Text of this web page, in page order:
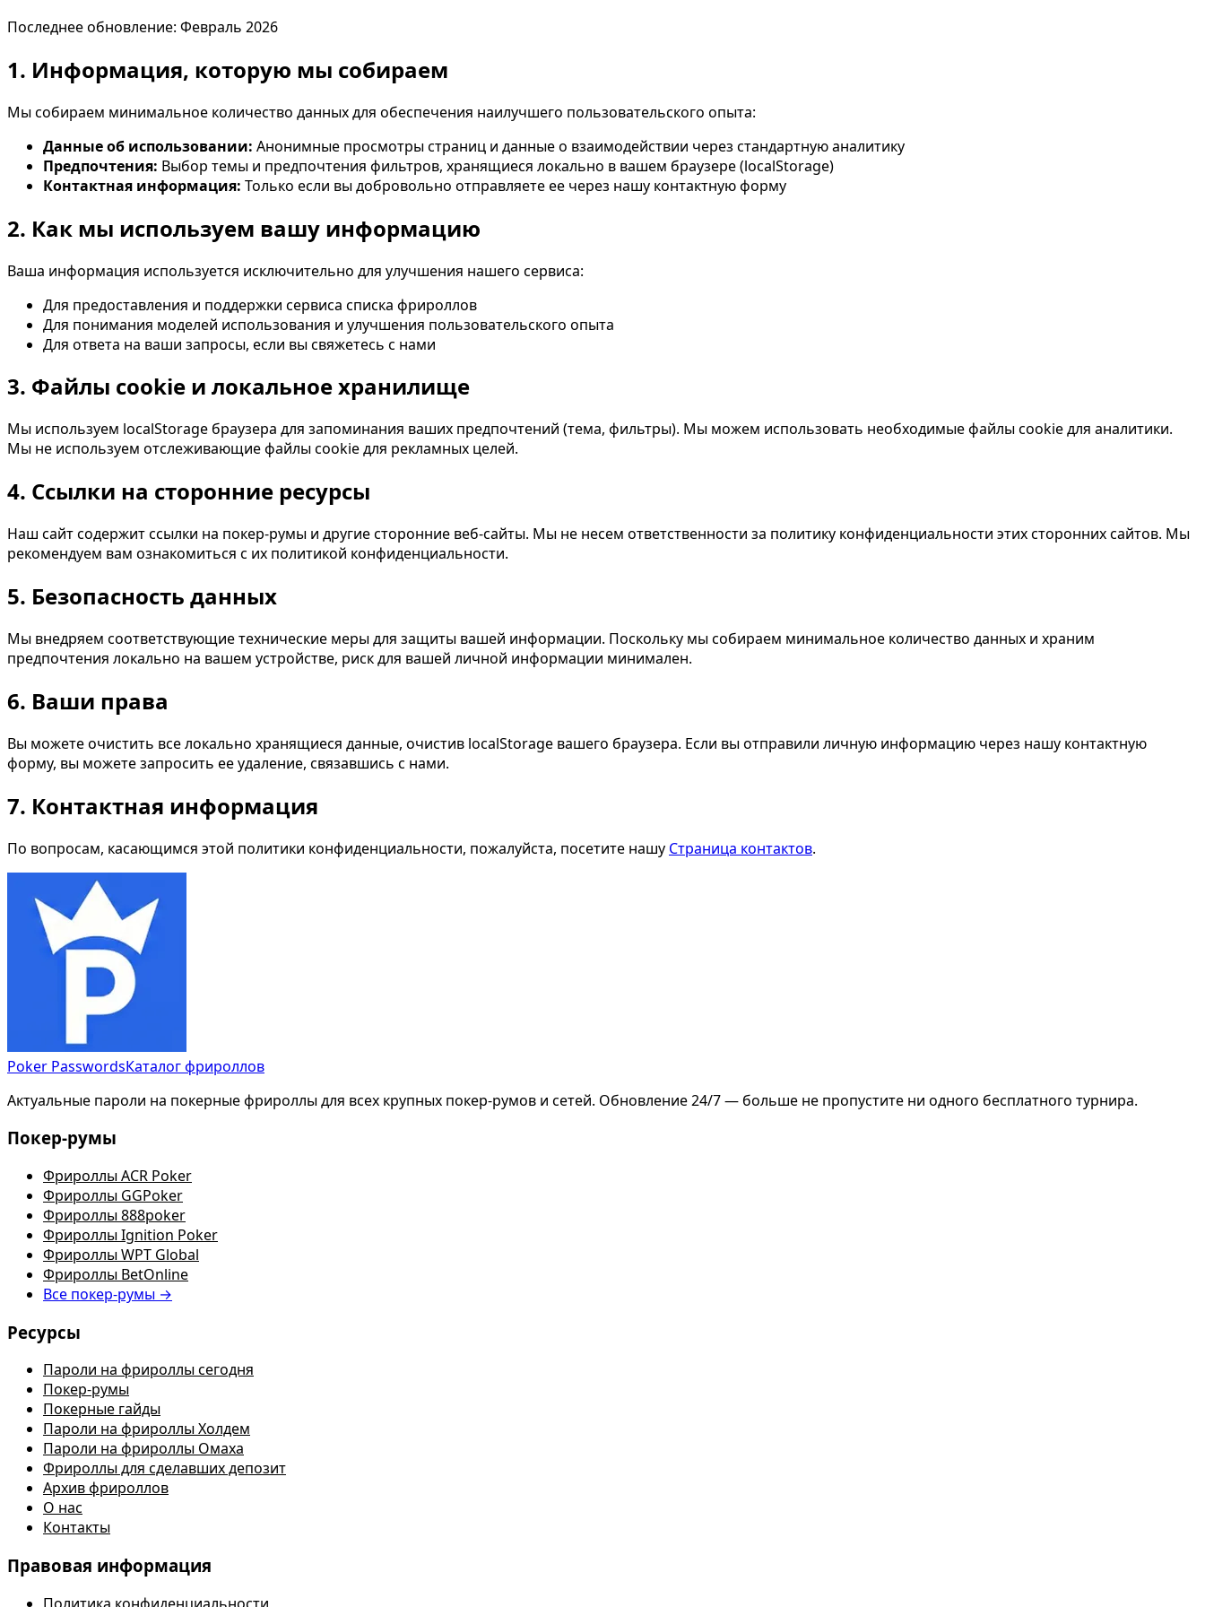
Последнее обновление: Февраль 2026
1. Информация, которую мы собираем
Мы собираем минимальное количество данных для обеспечения наилучшего пользовательского опыта:
Данные об использовании: Анонимные просмотры страниц и данные о взаимодействии через стандартную аналитику
Предпочтения: Выбор темы и предпочтения фильтров, хранящиеся локально в вашем браузере (localStorage)
Контактная информация: Только если вы добровольно отправляете ее через нашу контактную форму
2. Как мы используем вашу информацию
Ваша информация используется исключительно для улучшения нашего сервиса:
Для предоставления и поддержки сервиса списка фрироллов
Для понимания моделей использования и улучшения пользовательского опыта
Для ответа на ваши запросы, если вы свяжетесь с нами
3. Файлы cookie и локальное хранилище
Мы используем localStorage браузера для запоминания ваших предпочтений (тема, фильтры). Мы можем использовать необходимые файлы cookie для аналитики.
Мы не используем отслеживающие файлы cookie для рекламных целей.
4. Ссылки на сторонние ресурсы
Наш сайт содержит ссылки на покер-румы и другие сторонние веб-сайты. Мы не несем ответственности за политику конфиденциальности этих сторонних сайтов. Мы
рекомендуем вам ознакомиться с их политикой конфиденциальности.
5. Безопасность данных
Мы внедряем соответствующие технические меры для защиты вашей информации. Поскольку мы собираем минимальное количество данных и храним
предпочтения локально на вашем устройстве, риск для вашей личной информации минимален.
6. Ваши права
Вы можете очистить все локально хранящиеся данные, очистив localStorage вашего браузера. Если вы отправили личную информацию через нашу контактную
форму, вы можете запросить ее удаление, связавшись с нами.
7. Контактная информация
По вопросам, касающимся этой политики конфиденциальности, пожалуйста, посетите нашу Страница контактов.
Poker PasswordsКаталог фрироллов
Актуальные пароли на покерные фрироллы для всех крупных покер-румов и сетей. Обновление 24/7 — больше не пропустите ни одного бесплатного турнира.
Покер-румы
Фрироллы ACR Poker
Фрироллы GGPoker
Фрироллы 888poker
Фрироллы Ignition Poker
Фрироллы WPT Global
Фрироллы BetOnline
Все покер-румы →
Ресурсы
Пароли на фрироллы сегодня
Покер-румы
Покерные гайды
Пароли на фрироллы Холдем
Пароли на фрироллы Омаха
Фрироллы для сделавших депозит
Архив фрироллов
О нас
Контакты
Правовая информация